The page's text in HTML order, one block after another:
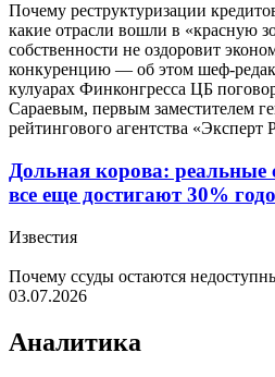
Почему реструктуризации
какие отрасли вошли в «красную
собственности не оздоровит
конкуренцию — об этом шеф-
кулуарах Финконгресса ЦБ
Сараевым, первым заместителем
рейтингового агентства «Эксперт
Дольная корова: реальные
все еще достигают 30%
Известия
Почему ссуды остаются
03.07.2026
Аналитика